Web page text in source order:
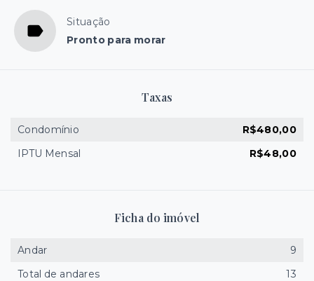
Situação
Pronto para morar
Taxas
Condomínio
R$480,00
IPTU Mensal
R$48,00
Ficha do imóvel
Andar
9
Total de andares
13